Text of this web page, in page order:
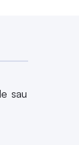
sau